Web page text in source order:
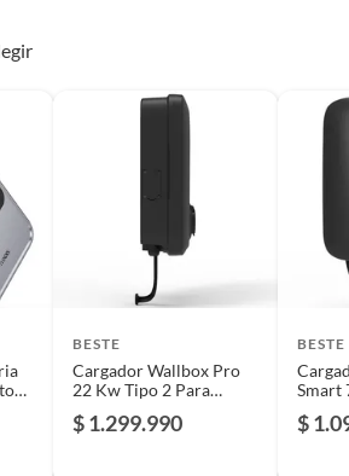
BESTE
Cargador Wallbox Pro
22 Kw Tipo 2 Para
$ 1.299.990
BESTE
Smart
$